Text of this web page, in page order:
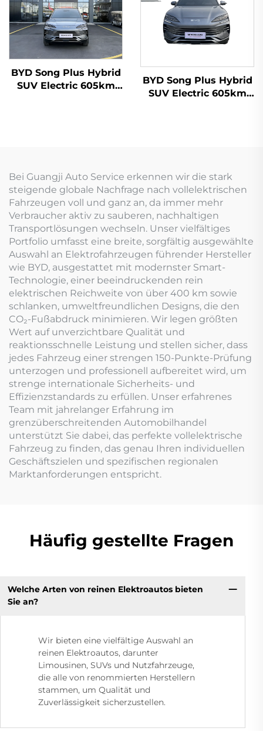
BYD Song Plus Hybrid
SUV Electric 605km
BYD Song Plus Hybrid
SUV Electric 605km
Bei Guangji Auto Service erkennen wir die stark
steigende globale Nachfrage nach vollelektrischen
Fahrzeugen voll und ganz an, da immer mehr
Verbraucher aktiv zu sauberen, nachhaltigen
Transportlösungen wechseln. Unser vielfältiges
Portfolio umfasst eine breite, sorgfältig ausgewählte
Auswahl an Elektrofahrzeugen führender Hersteller
wie BYD, ausgestattet mit modernster Smart-
Technologie, einer beeindruckenden rein
elektrischen Reichweite von über 400 km sowie
schlanken, umweltfreundlichen Designs, die den
CO₂-Fußabdruck minimieren. Wir legen größten
Wert auf unverzichtbare Qualität und
reaktionsschnelle Leistung und stellen sicher, dass
jedes Fahrzeug einer strengen 150-Punkte-Prüfung
unterzogen und professionell aufbereitet wird, um
strenge internationale Sicherheits- und
Effizienzstandards zu erfüllen. Unser erfahrenes
Team mit jahrelanger Erfahrung im
grenzüberschreitenden Automobilhandel
unterstützt Sie dabei, das perfekte vollelektrische
Fahrzeug zu finden, das genau Ihren individuellen
Geschäftszielen und spezifischen regionalen
Marktanforderungen entspricht.
Häufig gestellte Fragen
Welche Arten von reinen Elektroautos bieten
Sie an?
Wir bieten eine vielfältige Auswahl an
reinen Elektroautos, darunter
Limousinen, SUVs und Nutzfahrzeuge,
die alle von renommierten Herstellern
stammen, um Qualität und
Zuverlässigkeit sicherzustellen.